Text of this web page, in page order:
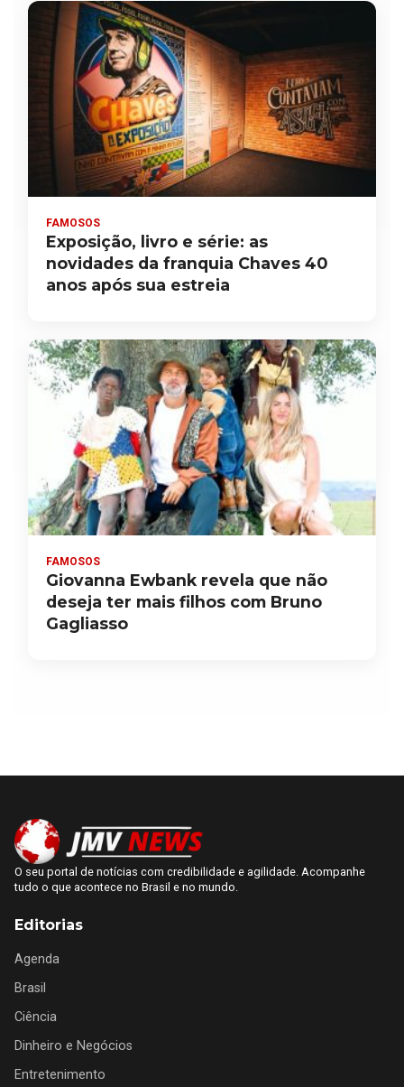
FAMOSOS
Exposição, livro e série: as
novidades da franquia Chaves 40
anos após sua estreia
FAMOSOS
Giovanna Ewbank revela que não
deseja ter mais filhos com Bruno
Gagliasso
O seu portal de notícias com credibilidade e agilidade. Acompanhe
tudo o que acontece no Brasil e no mundo.
Editorias
Agenda
Brasil
Ciência
Dinheiro e Negócios
Entretenimento